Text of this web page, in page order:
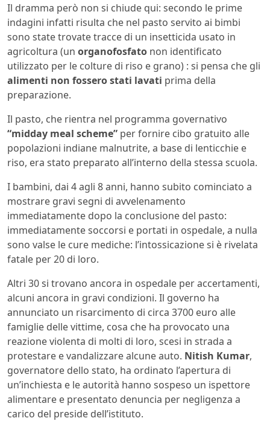
Il dramma però non si chiude qui: secondo le prime
indagini infatti risulta che nel pasto servito ai bimbi
sono state trovate tracce di un insetticida usato in
agricoltura (un organofosfato non identificato
utilizzato per le colture di riso e grano) : si pensa che gli
alimenti non fossero stati lavati prima della
preparazione.
Il pasto, che rientra nel programma governativo
“midday meal scheme” per fornire cibo gratuito alle
popolazioni indiane malnutrite, a base di lenticchie e
riso, era stato preparato all’interno della stessa scuola.
I bambini, dai 4 agli 8 anni, hanno subito cominciato a
mostrare gravi segni di avvelenamento
immediatamente dopo la conclusione del pasto:
immediatamente soccorsi e portati in ospedale, a nulla
sono valse le cure mediche: l’intossicazione si è rivelata
fatale per 20 di loro.
Altri 30 si trovano ancora in ospedale per accertamenti,
alcuni ancora in gravi condizioni. Il governo ha
annunciato un risarcimento di circa 3700 euro alle
famiglie delle vittime, cosa che ha provocato una
reazione violenta di molti di loro, scesi in strada a
protestare e vandalizzare alcune auto. Nitish Kumar,
governatore dello stato, ha ordinato l’apertura di
un’inchiesta e le autorità hanno sospeso un ispettore
alimentare e presentato denuncia per negligenza a
carico del preside dell’istituto.